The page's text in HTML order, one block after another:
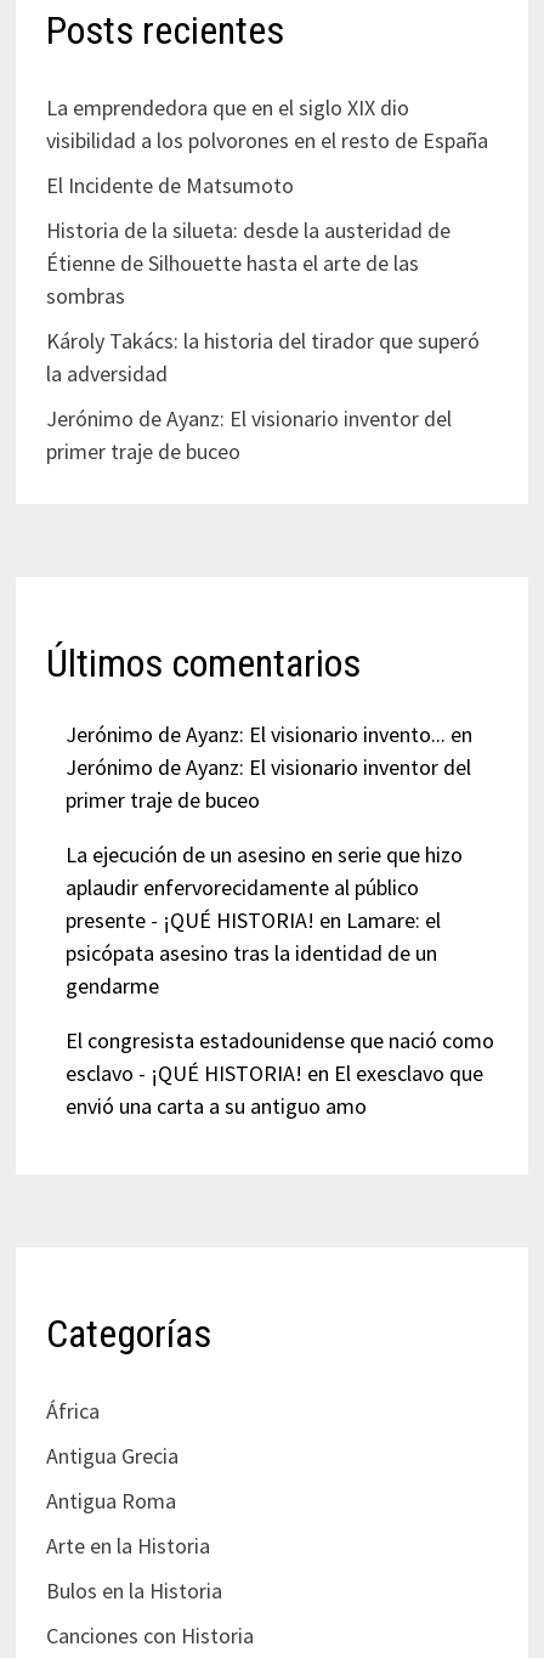
Posts recientes
La emprendedora que en el siglo XIX dio
visibilidad a los polvorones en el resto de España
El Incidente de Matsumoto
Historia de la silueta: desde la austeridad de
Étienne de Silhouette hasta el arte de las
sombras
Károly Takács: la historia del tirador que superó
la adversidad
Jerónimo de Ayanz: El visionario inventor del
primer traje de buceo
Últimos comentarios
Jerónimo de Ayanz: El visionario invento... en
Jerónimo de Ayanz: El visionario inventor del
primer traje de buceo
La ejecución de un asesino en serie que hizo
aplaudir enfervorecidamente al público
presente - ¡QUÉ HISTORIA! en Lamare: el
psicópata asesino tras la identidad de un
gendarme
El congresista estadounidense que nació como
esclavo - ¡QUÉ HISTORIA! en El exesclavo que
envió una carta a su antiguo amo
Categorías
África
Antigua Grecia
Antigua Roma
Arte en la Historia
Bulos en la Historia
Canciones con Historia